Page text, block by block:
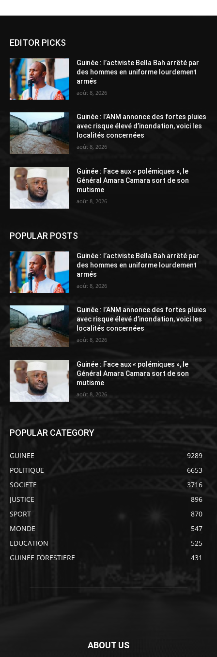
EDITOR PICKS
Guinée : l’activiste Bella Bah arrêté par
des hommes en uniforme lourdement
armés
août 8, 2026
Guinée : l’ANM annonce des fortes pluies
avec risque élevé d’inondation, voici les
localités concernées
août 8, 2026
Guinée : Face aux « polémiques », le
Général Amara Camara sort de son
mutisme
août 8, 2026
POPULAR POSTS
Guinée : l’activiste Bella Bah arrêté par
des hommes en uniforme lourdement
armés
août 8, 2026
Guinée : l’ANM annonce des fortes pluies
avec risque élevé d’inondation, voici les
localités concernées
août 8, 2026
Guinée : Face aux « polémiques », le
Général Amara Camara sort de son
mutisme
août 8, 2026
POPULAR CATEGORY
GUINEE
9289
POLITIQUE
6653
SOCIETE
3716
JUSTICE
896
SPORT
870
MONDE
547
EDUCATION
525
GUINEE FORESTIERE
431
ABOUT US